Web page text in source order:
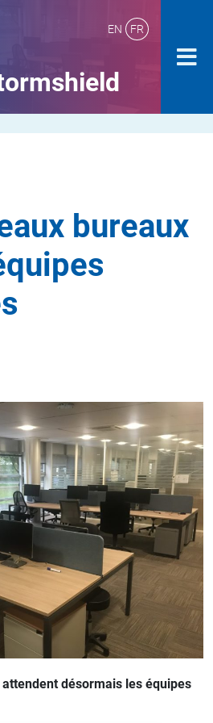
EN FR
bureaux
désormais les équipes